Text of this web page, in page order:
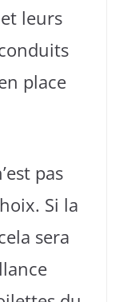
leurs
place
pas
Si la
sera